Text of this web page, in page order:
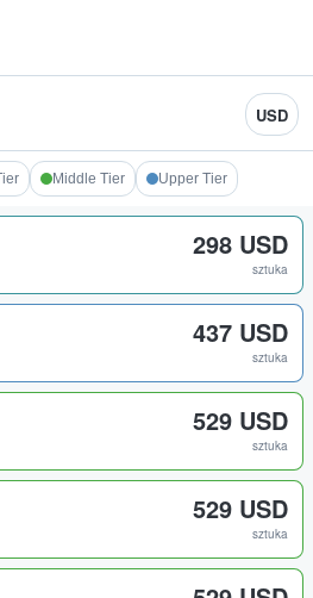
USD
Middle Tier Upper Tier
298 USD
sztuka
437 USD
sztuka
529 USD
sztuka
529 USD
sztuka